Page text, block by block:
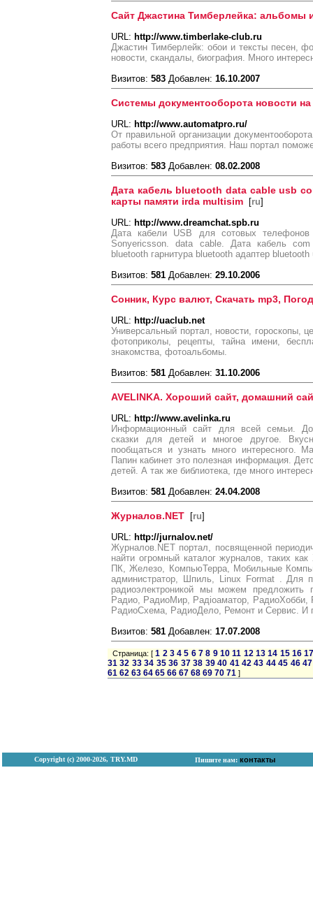
Сайт Джастина Тимберлейка: альбомы
URL: http://www.timberlake-club.ru
Джастин Тимберлейк: обои и тексты песен,
новости, скандалы, биография. Много
Визитов: 583 Добавлен: 16.10.2007
Системы документооборота новости
URL: http://www.automatpro.ru/
От правильной организации
работы всего предприятия. Наш портал
Визитов: 583 Добавлен: 08.02.2008
Дата кабель bluetooth data cable usb
карты памяти irda multisim [ru]
URL: http://www.dreamchat.spb.ru
Дата кабели USB для сотовых
Sonyericsson. data cable. Дата кабель
bluetooth гарнитура bluetooth адаптер
Визитов: 581 Добавлен: 29.10.2006
Сонник, Курс валют, Скачать mp3,
URL: http://uaclub.net
Универсальный портал, новости, гороскопы,
фотоприколы, рецепты, тайна имени,
знакомства, фотоальбомы.
Визитов: 581 Добавлен: 31.10.2006
AVELINKA. Хороший сайт, домашний
URL: http://www.avelinka.ru
Информационный сайт для всей семьи.
сказки для детей и многое другое.
пообщаться и узнать много интересного.
Папин кабинет это полезная информация.
детей. А так же библиотека, где много
Визитов: 581 Добавлен: 24.04.2008
Журналов.NET [ru]
URL: http://jurnalov.net/
Журналов.NET портал, посвященной
найти огромный каталог журналов, таких
ПК, Железо, КомпьюТерра, Мобильные
администратор, Шпиль, Linux Format . Для
радиоэлектроникой мы можем предложить
Радио, РадиоМир, Радiоаматор, РадиоХобби,
РадиоСхема, РадиоДело, Ремонт и Сервис. И
Визитов: 581 Добавлен: 17.07.2008
Страница: [1 2 3 4 5 6 7 8 9 10 11 12 13 14 15 16
31 32 33 34 35 36 37 38 39 40 41 42 43 44 45 46 47
61 62 63 64 65 66 67 68 69 70 71 ]
Copyright (с) 2000-2026, TRY.MD Пишите нам: контакты